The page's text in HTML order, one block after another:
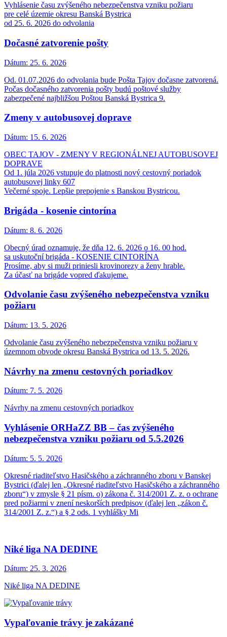
Vyhlásenie času zvýšeného nebezpečenstva vzniku požiaru
pre celé územie okresu Banská Bystrica
od 25. 6. 2026 do odvolania
Dočasné zatvorenie pošty
Dátum: 25. 6. 2026
Od. 01.07.2026 do odvolania bude Pošta Tajov dočasne zatvorená.
Počas dočasného zatvorenia pošty budú poštové služby
zabezpečené najbližšou Poštou Banská Bystrica 9.
Zmeny v autobusovej doprave
Dátum: 15. 6. 2026
OBEC TAJOV - ZMENY V REGIONÁLNEJ AUTOBUSOVEJ
DOPRAVE
Od 1. júla 2026 vstupuje do platnosti nový cestovný poriadok
autobusovej linky 607
Večerné spoje. Lepšie prepojenie s Banskou Bystricou.
Brigáda - kosenie cintorína
Dátum: 8. 6. 2026
Obecný úrad oznamuje, že dňa 12. 6. 2026 o 16. 00 hod.
sa uskutoční brigáda - KOSENIE CINTORÍNA
Prosíme, aby si muži priniesli krovinorezy a ženy hrable.
Za účasť na brigáde vopred ďakujeme.
Odvolanie času zvýšeného nebezpečenstva vzniku
požiaru
Dátum: 13. 5. 2026
Odvolanie času zvýšeného nebezpečenstva vzniku požiaru v
územnom obvode okresu Banská Bystrica od 13. 5. 2026.
Návrhy na zmenu cestovných poriadkov
Dátum: 7. 5. 2026
Návrhy na zmenu cestovných poriadkov
Vyhlásenie ORHaZZ BB – čas zvýšeného
nebezpečenstva vzniku požiaru od 5.5.2026
Dátum: 5. 5. 2026
Okresné riaditeľstvo Hasičského a záchranného zboru v Banskej
Bystrici (ďalej len „Okresné riaditeľstvo Hasičského a záchranného
zboru“) v zmysle § 21 písm. o) zákona č. 314/2001 Z. z. o ochrane
pred požiarmi v znení neskorších predpisov (ďalej len „zákon č.
314/2001 Z. z.“) a § 2 ods. 1 vyhlášky Mi
Niké liga NA DEDINE
Dátum: 25. 3. 2026
Niké liga NA DEDINE
Vypaľovanie trávy je zakázané